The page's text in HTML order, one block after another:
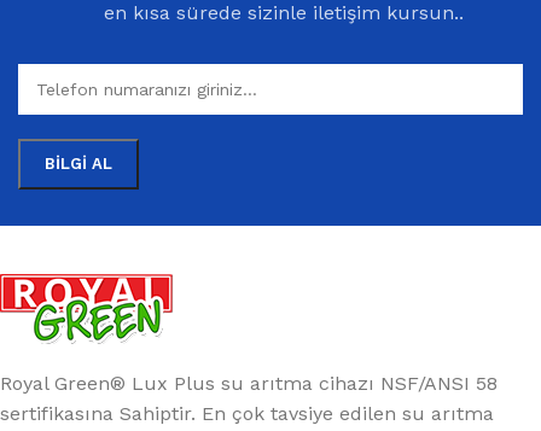
en kısa sürede sizinle iletişim kursun..
Royal Green® Lux Plus su arıtma cihazı NSF/ANSI 58
sertifikasına Sahiptir. En çok tavsiye edilen su arıtma